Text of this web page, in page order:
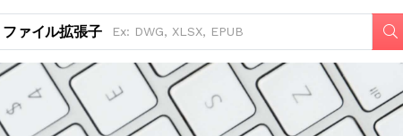
ファイル拡張子